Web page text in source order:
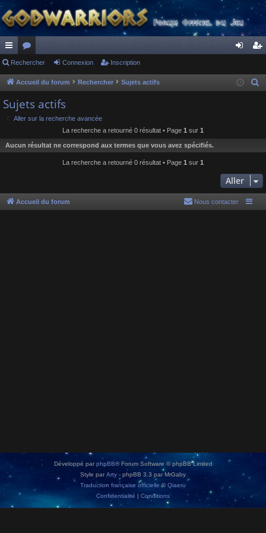
ac
co
ur
ci
or
u
s
ne cri
Rechercher Connexion Inscription
Accueil du forum Rechercher Sujets actifs
h
e
Sujets actifs
Aller sur la recherche avancée
La recherche a retourné 0 résultat • Page 1 sur 1
Aucun résultat ne correspond aux termes que vous avez spécifiés.
La recherche a retourné 0 résultat • Page 1 sur 1
Aller
Accueil du forum Nous contacter
Développé par phpBB® Forum Software © phpBB Limited
Style parArty - phpBB 3.3 par MrGaby
Traduction française officielle ©Qiaeru
Confidentialité | Conditions